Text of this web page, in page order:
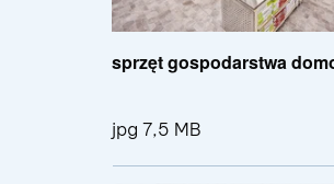
sprzęt gospodarstwa
jpg 7,5 MB